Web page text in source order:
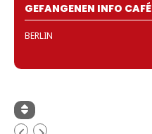
GEFANGENEN INFO CAFÉ
BERLIN